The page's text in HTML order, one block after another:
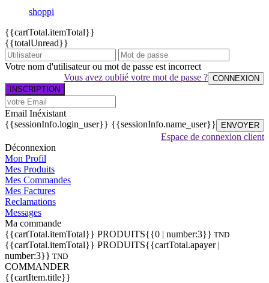
shoppi
{{cartTotal.itemTotal}}
{{totalUnread}}
Votre nom d'utilisateur ou mot de passe est incorrect
CONNEXION
Vous avez oublié votre mot de passe ?
INSCRIPTION
Email Inéxistant
ENVOYER
Espace de connexion client
{{sessionInfo.login_user}} {{sessionInfo.name_user}}
Déconnexion
Mon Profil
Mes Produits
Mes Commandes
Mes Factures
Reclamations
Messages
Ma commande
{{cartTotal.itemTotal}} PRODUITS{{0 | number:3}} TND
{{cartTotal.itemTotal}} PRODUITS{{cartTotal.apayer |
number:3}} TND
COMMANDER
{{cartItem.title}}